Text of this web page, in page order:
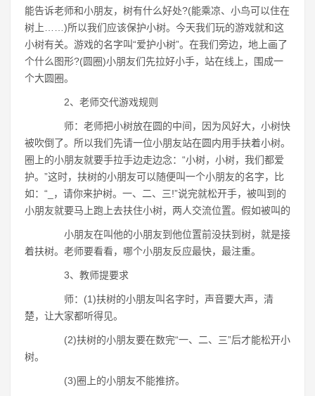
能告诉老师和小朋友，树有什么好处?(能乘凉、小鸟可以住在
树上……)所以我们应该保护小树。今天我们玩的游戏就和这
小树有关。游戏的名字叫“爱护小树”。在我们旁边，地上画了
个什么图形?(圆圈)小朋友们先拉好小手，站在线上，围成一
个大圆圈。
2、老师交代游戏规则
师：老师把小树放在圆的中间，因为风好大，小树快
被吹倒了。所以我们先请一位小朋友站在圆内用手扶着小树。
圈上的小朋友就要手拉手边走边念：“小树，小树，我们都爱
护。”这时，扶树的小朋友可以随便叫一个小朋友的名字，比
如：“_，请你来护树。一、二、三!”说完就松开手，被叫到的
小朋友就要马上跑上去扶住小树，两人交流位置。假如被叫的
小朋友在叫他的小朋友到他位置前没扶到树，就是接
着扶树。老师要看看，哪个小朋友反应最快，最注重。
3、教师提要求
师：(1)扶树的小朋友叫名字时，声音要大声，清
楚，让大家都听得见。
(2)扶树的小朋友要在数完“一、二、三”后才能松开小
树。
(3)圈上的小朋友不能推挤。